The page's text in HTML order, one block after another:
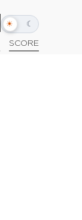
☀ ☾
Alternar
escuro
SCORE